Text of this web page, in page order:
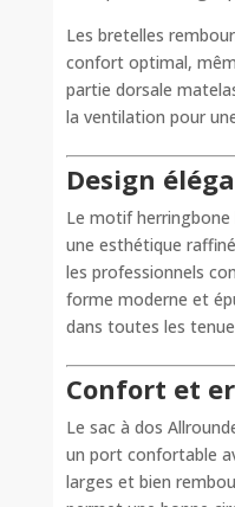
Les bretelles
confort optimal,
partie dorsale
la ventilation pour
Design
Le motif
une esthétique
les professionnels
forme moderne et
dans toutes les
Confort et
Le sac à dos
un port confortable
larges et bien